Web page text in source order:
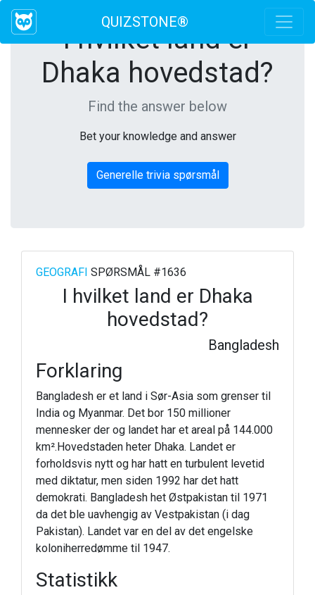
QUIZSTONE®
I hvilket land er
Dhaka hovedstad?
Find the answer below
Bet your knowledge and answer
Generelle trivia spørsmål
GEOGRAFI SPØRSMÅL #1636
I hvilket land er Dhaka
hovedstad?
Bangladesh
Forklaring
Bangladesh er et land i Sør-Asia som grenser til
India og Myanmar. Det bor 150 millioner
mennesker der og landet har et areal på 144.000
km².Hovedstaden heter Dhaka. Landet er
forholdsvis nytt og har hatt en turbulent levetid
med diktatur, men siden 1992 har det hatt
demokrati. Bangladesh het Østpakistan til 1971
da det ble uavhengig av Vestpakistan (i dag
Pakistan). Landet var en del av det engelske
koloniherredømme til 1947.
Statistikk